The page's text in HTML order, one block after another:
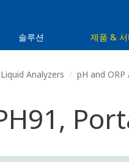
솔루션 제품 &
Liquid Analyzers pH and ORP